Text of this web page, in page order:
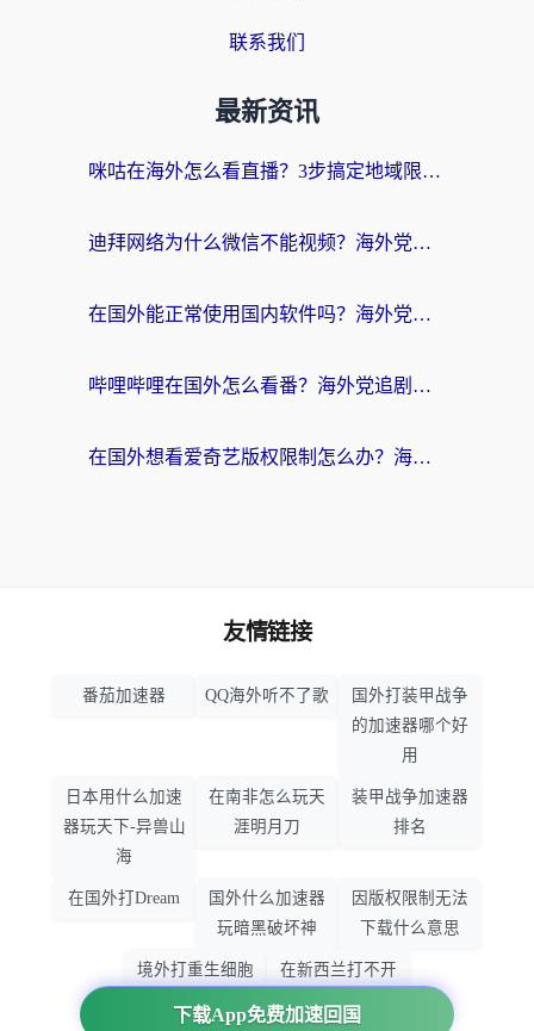
联系我们
最新资讯
咪咕在海外怎么看直播？3步搞定地域限制，还能畅看腾讯视频与国内热剧
迪拜网络为什么微信不能视频？海外党必看的回国加速全攻略
在国外能正常使用国内软件吗？海外党亲测有效的无缝访问指南
哔哩哔哩在国外怎么看番？海外党追剧看片的终极解决方案
在国外想看爱奇艺版权限制怎么办？海外华人必看的追剧自由指南
下载App免费加速回国
友情链接
番茄加速器 QQ海外听不了歌
国外打装甲战争
的加速器哪个好
用
日本用什么加速
器玩天下-异兽山
海
在南非怎么玩天
涯明月刀
装甲战争加速器
排名
在国外打Dream
国外什么加速器
玩暗黑破坏神
因版权限制无法
下载什么意思
境外打重生细胞
加速器哪个好
在新西兰打不开
大智慧怎么办